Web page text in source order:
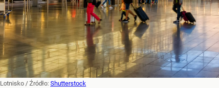
Lotnisko / Źródło: Shutterstock